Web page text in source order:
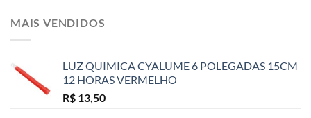
MAIS VENDIDOS
LUZ QUIMICA CYALUME 6 POLEGADAS 15CM
12 HORAS VERMELHO
R$ 13,50